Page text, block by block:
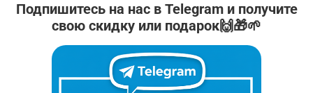
Подпишитесь на нас в Telegram и получите
свою скидку или подарок🙌🎁🌱